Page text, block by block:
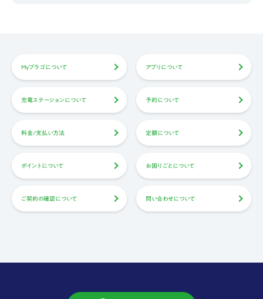
Myプラゴについて アプリについて
充電ステーションについて 予約について
料金/支払い方法 定額について
ポイントについて お困りごとについて
ご契約の確認について 問い合わせについて